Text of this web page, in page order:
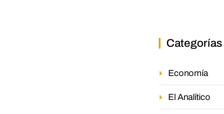
Categorías
Economía
El Analítico